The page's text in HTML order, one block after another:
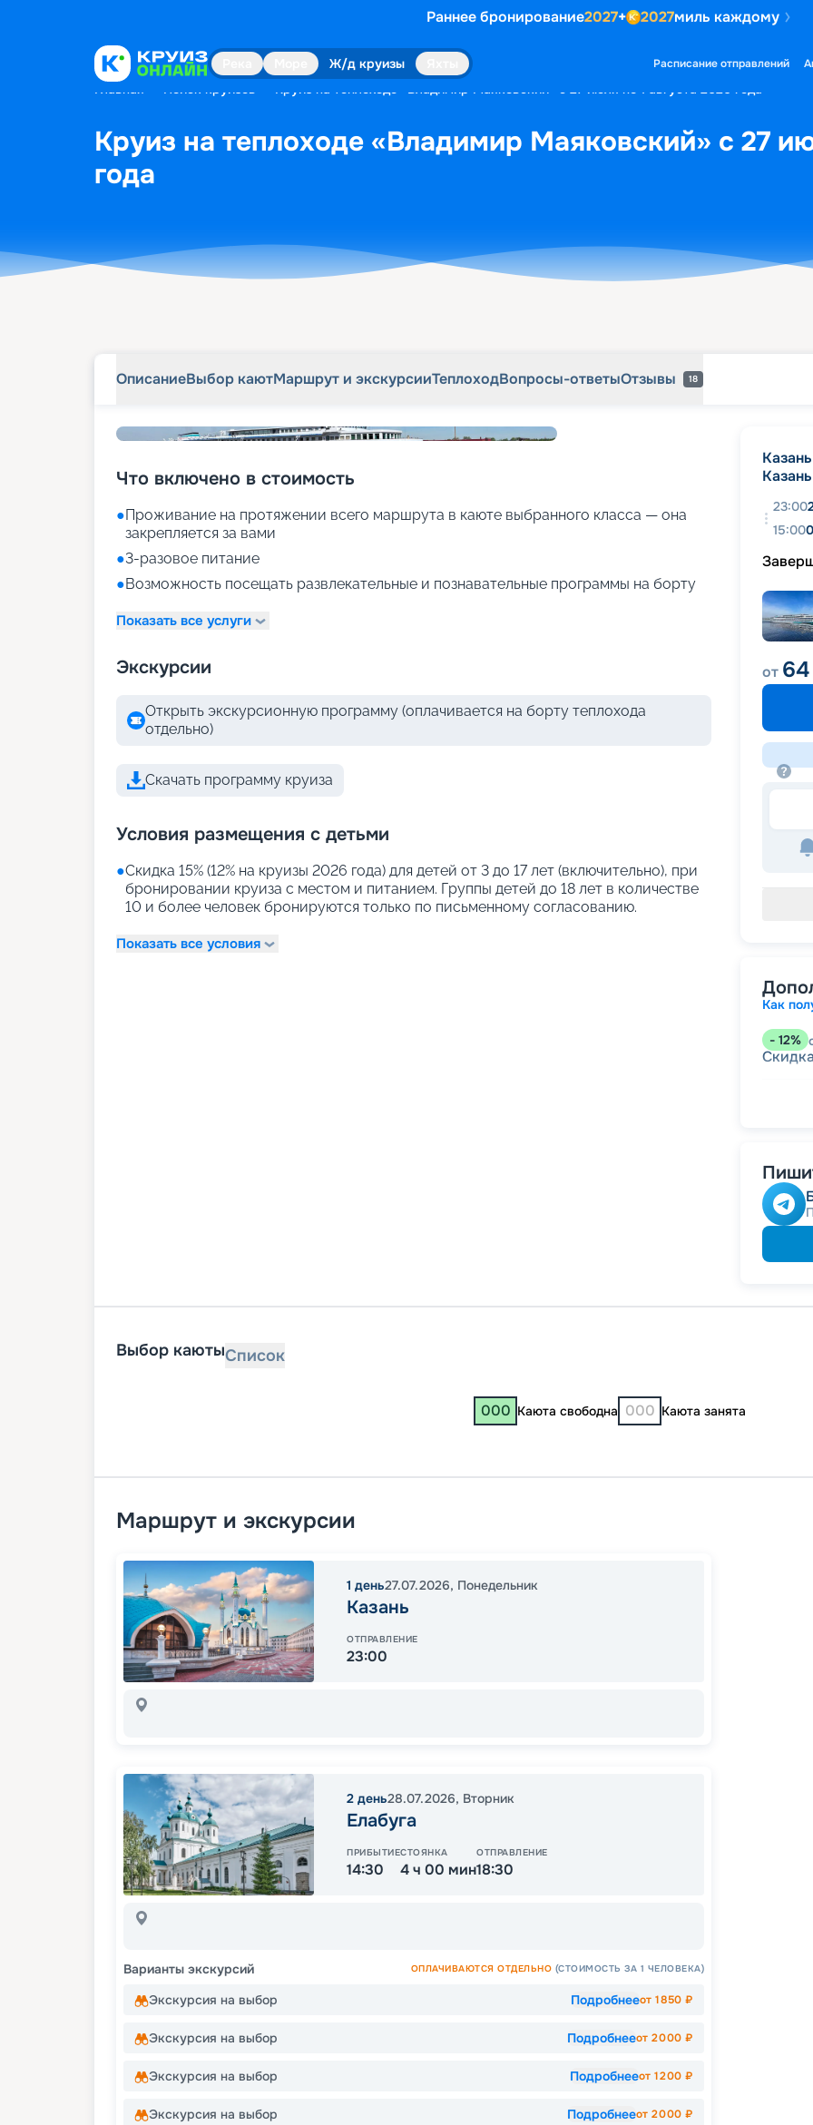
Раннее бронирование2027+ 2027миль каждому
Ж/д круизы Расписание отправлений
Главная Поиск круизов Круиз на теплоходе «Владимир Маяковский» с 27 июля по 1 августа 2026 года
Круиз на теплоходе «Владимир Маяковский» с 27
года
ОписаниеВыбор каютМаршрут и экскурсииТеплоходВопросы-ответыОтзывы 18
Что включено в стоимость
●Проживание на протяжении всего маршрута в каюте выбранного класса — она
закрепляется за вами
●3-разовое питание
●Возможность посещать развлекательные и познавательные программы на борту
Показать все услуги
Экскурсии
Открыть экскурсионную программу (оплачивается на борту теплохода
отдельно)
Скачать программу круиза
Условия размещения с детьми
●Скидка 15% (12% на круизы 2026 года) для детей от 3 до 17 лет (включительно), при
бронировании круиза с местом и питанием. Группы детей до 18 лет в количестве
10 и более человек бронируются только по письменному согласованию.
Показать все условия
Казань
Казань
23:00
15:00
от
Как
- 12%
Скидка
годам
Выбор каютыСписок
000 Каюта свободна 000 Каюта занята
Маршрут и экскурсии
1 день27.07.2026, Понедельник
Казань
ОТПРАВЛЕНИЕ
23:00
2 день28.07.2026, Вторник
Елабуга
ПРИБЫТИЕ
14:30
СТОЯНКА
4 ч 00 мин
ОТПРАВЛЕНИЕ
18:30
Варианты экскурсий ОПЛАЧИВАЮТСЯ ОТДЕЛЬНО (СТОИМОСТЬ ЗА 1 ЧЕЛОВЕКА)
Экскурсия на выбор Подробнееот1850 ₽
Экскурсия на выбор Подробнееот2000 ₽
Экскурсия на выбор Подробнееот1200 ₽
Экскурсия на выбор Подробнееот2000 ₽